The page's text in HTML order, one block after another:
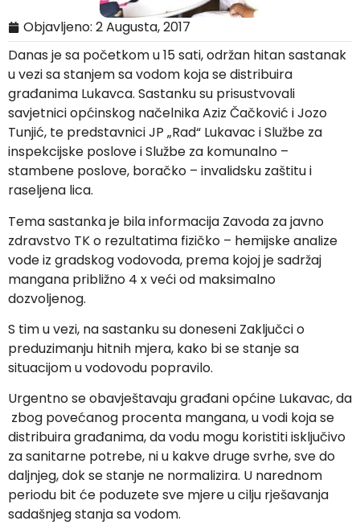
Objavljeno: 2 Augusta, 2017
Danas je sa početkom u 15 sati, održan hitan sastanak
u vezi sa stanjem sa vodom koja se distribuira
građanima Lukavca. Sastanku su prisustvovali
savjetnici općinskog načelnika Aziz Čačković i Jozo
Tunjić, te predstavnici JP „Rad“ Lukavac i Službe za
inspekcijske poslove i Službe za komunalno –
stambene poslove, boračko – invalidsku zaštitu i
raseljena lica.
Tema sastanka je bila informacija Zavoda za javno
zdravstvo TK o rezultatima fizičko – hemijske analize
vode iz gradskog vodovoda, prema kojoj je sadržaj
mangana približno 4 x veći od maksimalno
dozvoljenog.
S tim u vezi, na sastanku su doneseni Zaključci o
preduzimanju hitnih mjera, kako bi se stanje sa
situacijom u vodovodu popravilo.
Urgentno se obavještavaju građani općine Lukavac, da
zbog povećanog procenta mangana, u vodi koja se
distribuira građanima, da vodu mogu koristiti isključivo
za sanitarne potrebe, ni u kakve druge svrhe, sve do
daljnjeg, dok se stanje ne normalizira. U narednom
periodu bit će poduzete sve mjere u cilju rješavanja
sadašnjeg stanja sa vodom.